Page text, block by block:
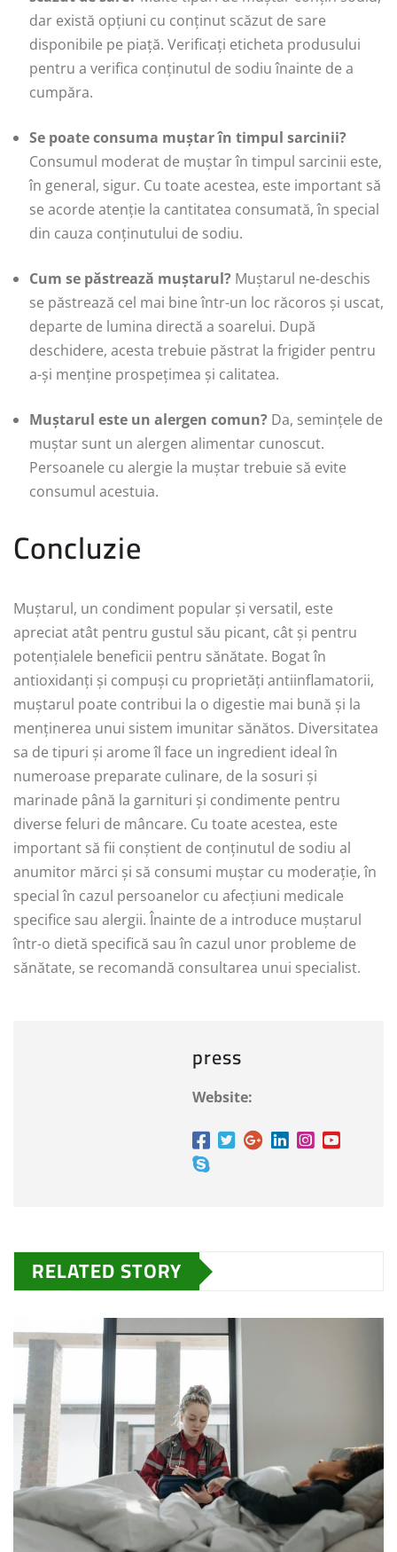
dar există opțiuni cu conținut scăzut de sare
disponibile pe piață. Verificați eticheta produsului
pentru a verifica conținutul de sodiu înainte de a
cumpăra.
Se poate consuma muștar în timpul sarcinii?
Consumul moderat de muștar în timpul sarcinii este,
în general, sigur. Cu toate acestea, este important să
se acorde atenție la cantitatea consumată, în special
din cauza conținutului de sodiu.
Cum se păstrează muștarul? Muștarul ne-deschis
se păstrează cel mai bine într-un loc răcoros și uscat,
departe de lumina directă a soarelui. După
deschidere, acesta trebuie păstrat la frigider pentru
a-și menține prospețimea și calitatea.
Muștarul este un alergen comun? Da, semințele de
muștar sunt un alergen alimentar cunoscut.
Persoanele cu alergie la muștar trebuie să evite
consumul acestuia.
Concluzie
Muștarul, un condiment popular și versatil, este
apreciat atât pentru gustul său picant, cât și pentru
potențialele beneficii pentru sănătate. Bogat în
antioxidanți și compuși cu proprietăți antiinflamatorii,
muștarul poate contribui la o digestie mai bună și la
menținerea unui sistem imunitar sănătos. Diversitatea
sa de tipuri și arome îl face un ingredient ideal în
numeroase preparate culinare, de la sosuri și
marinade până la garnituri și condimente pentru
diverse feluri de mâncare. Cu toate acestea, este
important să fii conștient de conținutul de sodiu al
anumitor mărci și să consumi muștar cu moderație, în
special în cazul persoanelor cu afecțiuni medicale
specifice sau alergii. Înainte de a introduce muștarul
într-o dietă specifică sau în cazul unor probleme de
sănătate, se recomandă consultarea unui specialist.
press
Website:
RELATED STORY